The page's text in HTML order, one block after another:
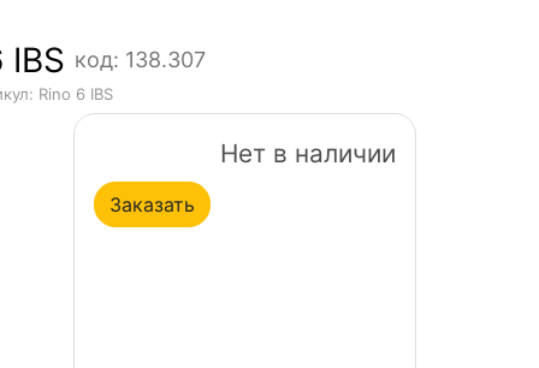
код: 138.307
Rino 6 IBS
Нет в наличии
Заказать